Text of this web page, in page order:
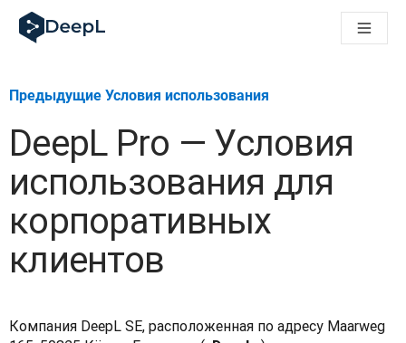
DeepL для ИИ-агентов
Translation Flow в DeepL: Новые рабочие процессы на
Познакомьтесь с Translation Flow: Решение для
Как мы разрабатываем систему оценки качества
От перевода текста до голосовой платформы
Building an instantly accessible voice demo with DeepL
Предыдущие Условия использования
DeepL Pro — Условия
использования для
корпоративных
клиентов
Компания DeepL SE, расположенная по адресу Maarweg